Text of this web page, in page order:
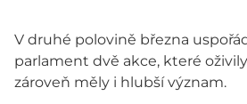
V druhé polovině března
parlament dvě akce, které
zároveň měly i hlubší význam.